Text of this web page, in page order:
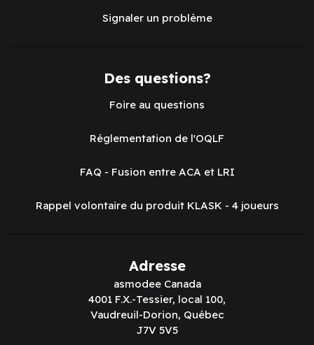
Signaler un problème
Des questions?
Foire au questions
Réglementation de l'OQLF
FAQ - Fusion entre ACA et LRI
Rappel volontaire du produit KLASK - 4 joueurs
Adresse
asmodee Canada
4001 F.X.-Tessier, local 100,
Vaudreuil-Dorion, Québec
J7V 5V5